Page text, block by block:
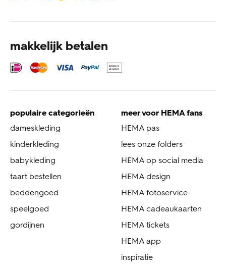
makkelijk betalen
populaire categorieën
dameskleding
kinderkleding
babykleding
taart bestellen
beddengoed
speelgoed
gordijnen
meer voor HEMA fans
HEMA pas
lees onze folders
HEMA op social media
HEMA design
HEMA fotoservice
HEMA cadeaukaarten
HEMA tickets
HEMA app
inspiratie